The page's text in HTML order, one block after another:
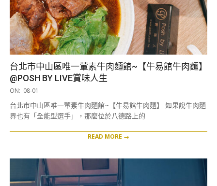
台北市中山區唯一葷素牛肉麵館~【牛易館牛肉麵】
@POSH BY LIVE賞味人生
2026-
01
ON: 08-01
台北市中山區唯一葷素牛肉麵館~【牛易館牛肉麵】 如果說牛肉麵
界也有「全能型選手」，那麼位於八德路上的
READ MORE →